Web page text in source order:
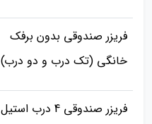
فریزر صندوقی بدون برفک
خانگی (تک درب و دو درب)
فریزر صندوقی 4 درب استیل